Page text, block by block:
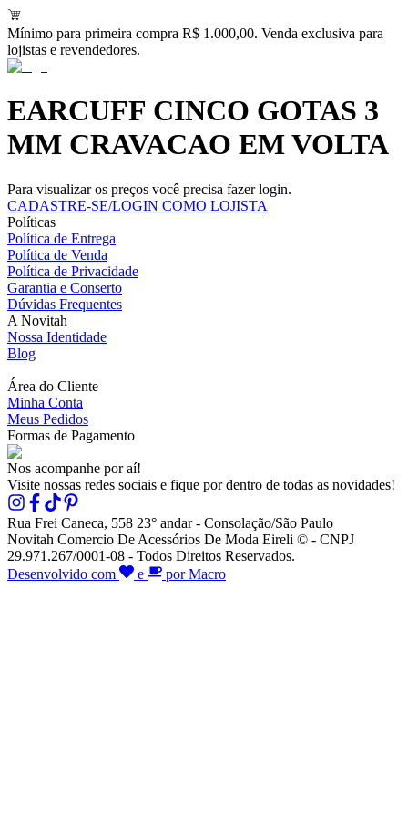
Mínimo para primeira compra R$ 1.000,00. Venda exclusiva para
lojistas e revendedores.
EARCUFF CINCO GOTAS 3
MM CRAVACAO EM VOLTA
Para visualizar os preços você precisa fazer login.
CADASTRE-SE/LOGIN COMO LOJISTA
Políticas
Política de Entrega
Política de Venda
Política de Privacidade
Garantia e Conserto
Dúvidas Frequentes
A Novitah
Nossa Identidade
Blog
Área do Cliente
Minha Conta
Meus Pedidos
Formas de Pagamento
Nos acompanhe por aí!
Visite nossas redes sociais e fique por dentro de todas as novidades!
Rua Frei Caneca, 558 23° andar - Consolação/São Paulo
Novitah Comercio De Acessórios De Moda Eireli © - CNPJ
29.971.267/0001-08 - Todos Direitos Reservados.
Desenvolvido com
e por Macro